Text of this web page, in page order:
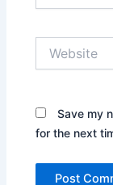
Save my
for the next